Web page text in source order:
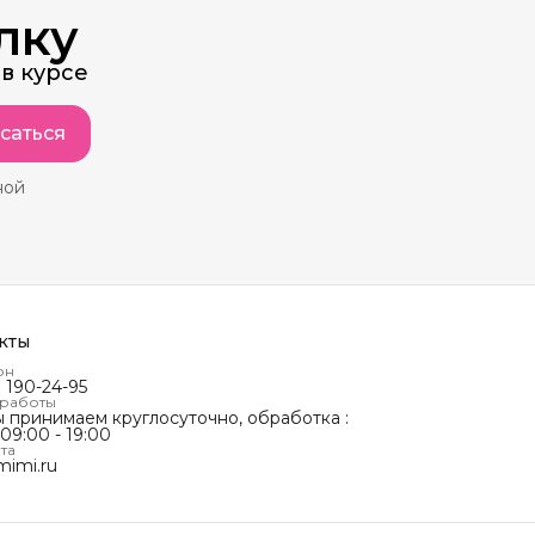
курсе
190-24-95
принимаем круглосуточно, обработка :
- 19:00